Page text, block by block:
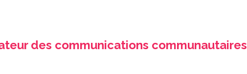
des communications communautaires